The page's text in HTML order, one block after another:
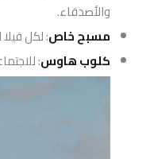
والأصدقاء.
مسبح خاص: لكل
كلوب هاوس: